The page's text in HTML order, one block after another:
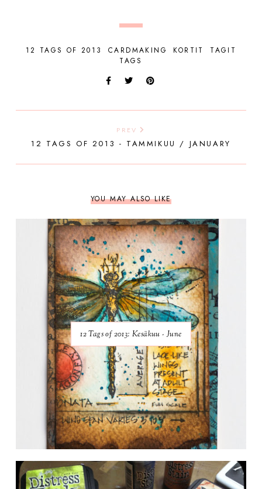
12 TAGS OF 2013 CARDMAKING KORTIT
TAGIT
TAGS
PREV
12 TAGS OF 2013 - TAMMIKUU / JANUARY
YOU MAY ALSO LIKE
12 Tags of 2013: Kesäkuu - June